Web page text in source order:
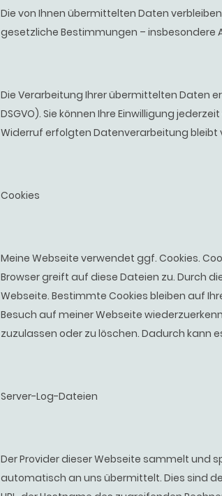
Die von Ihnen übermittelten Daten
gesetzliche Bestimmungen – insbesondere
Die Verarbeitung Ihrer übermittelten Daten
DSGVO). Sie können Ihre Einwilligung
Widerruf erfolgten Datenverarbeitung bleibt
Cookies
Meine Webseite verwendet ggf. Cookies.
Browser greift auf diese Dateien zu. Durch
Webseite. Bestimmte Cookies bleiben auf
Besuch auf meiner Webseite
zuzulassen oder zu löschen. Dadurch kann
Server-Log-Dateien
Der Provider dieser Webseite sammelt und
automatisch an uns übermittelt. Dies sind